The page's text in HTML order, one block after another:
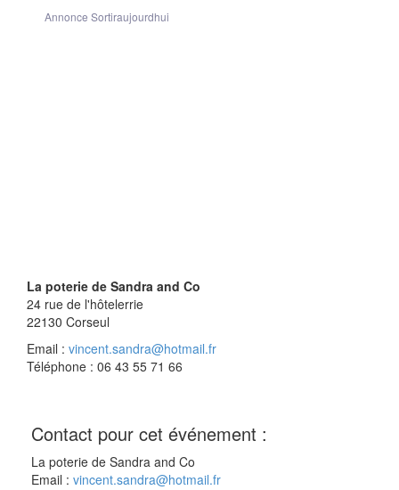
Annonce Sortiraujourdhui
La poterie de Sandra and Co
24 rue de l'hôtelerrie
22130 Corseul
Email : vincent.sandra@hotmail.fr
Téléphone : 06 43 55 71 66
Contact pour cet événement :
La poterie de Sandra and Co
Email : vincent.sandra@hotmail.fr